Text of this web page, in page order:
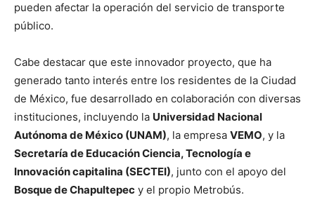
pueden afectar la operación del servicio de transporte
público.
Cabe destacar que este innovador proyecto, que ha
generado tanto interés entre los residentes de la Ciudad
de México, fue desarrollado en colaboración con diversas
instituciones, incluyendo la Universidad Nacional
Autónoma de México (UNAM), la empresa VEMO, y la
Secretaría de Educación Ciencia, Tecnología e
Innovación capitalina (SECTEI), junto con el apoyo del
Bosque de Chapultepec y el propio Metrobús.